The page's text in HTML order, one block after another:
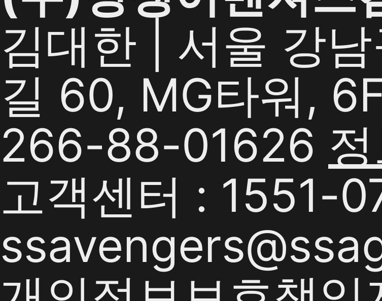
김대한 | 서울 강
길 60, MG타워,
266-88-01626
고객센터 : 1551-